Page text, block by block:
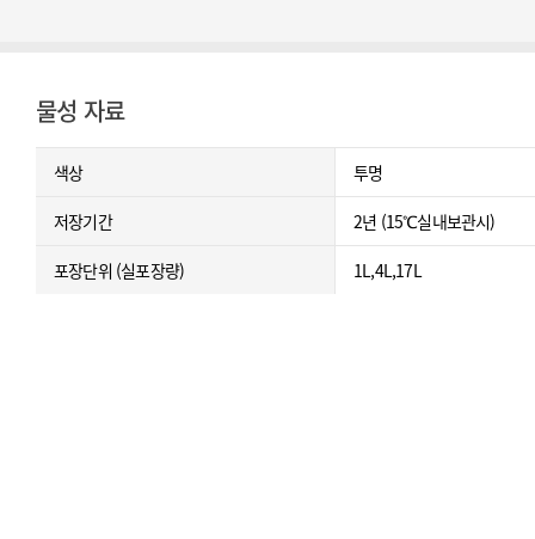
물성 자료
색상 투명
저장기간 2년 (15℃실내보관시)
포장단위 (실포장량) 1L,4L,17L